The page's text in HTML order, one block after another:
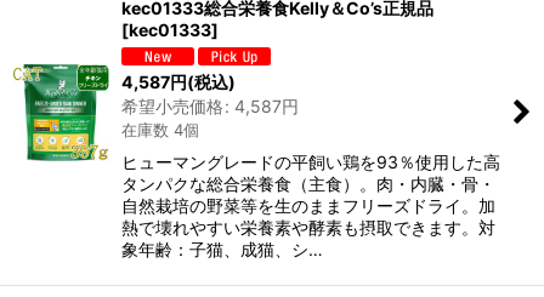
kec01333総合栄養食Kelly＆Co’s正規品
[kec01333]
4,587円(税込)
希望小売価格: 4,587円
在庫数 4個
ヒューマングレードの平飼い鶏を93％使用した高
タンパクな総合栄養食（主食）。肉・内臓・骨・
自然栽培の野菜等を生のままフリーズドライ。加
熱で壊れやすい栄養素や酵素も摂取できます。対
象年齢：子猫、成猫、シ…